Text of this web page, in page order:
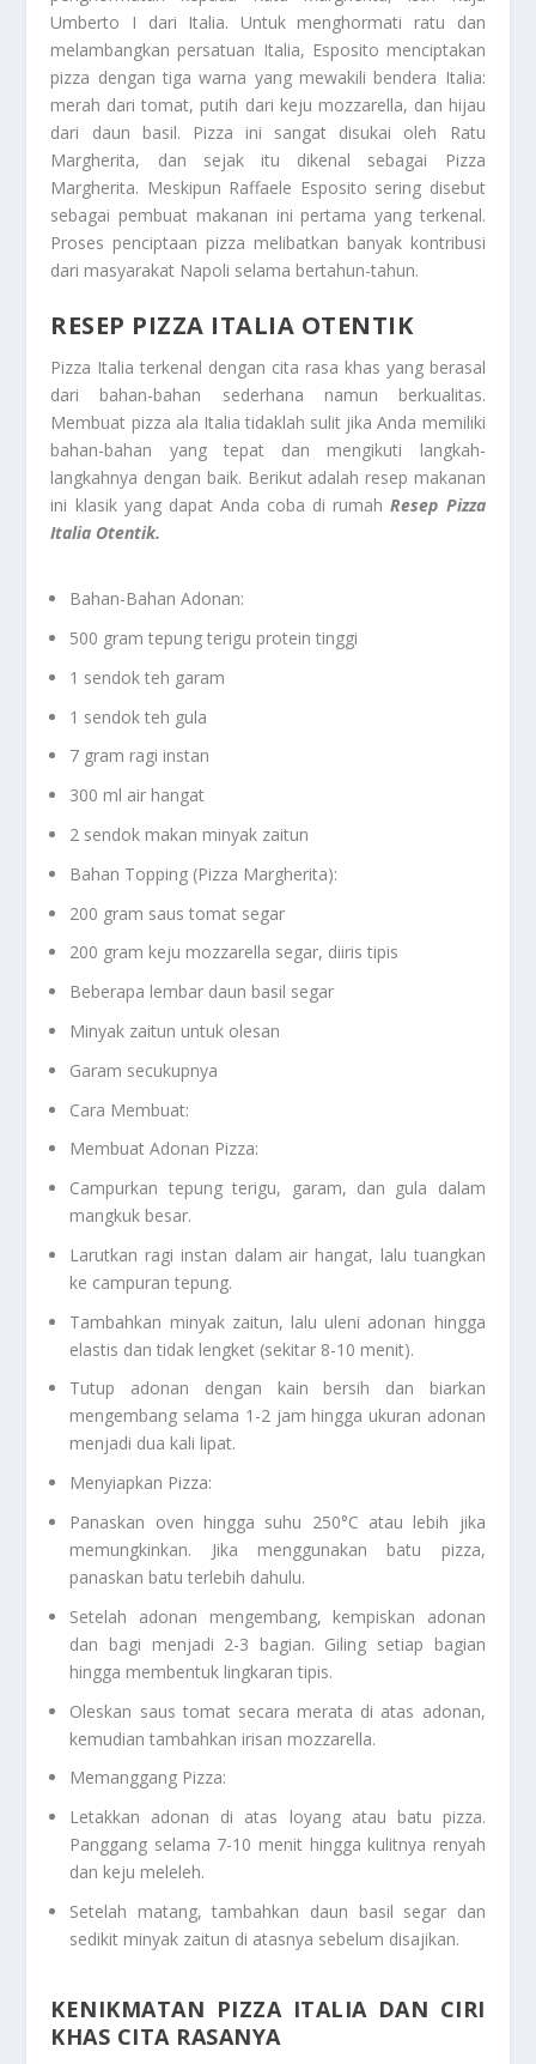
Umberto I dari Italia. Untuk menghormati ratu dan
melambangkan persatuan Italia, Esposito menciptakan
pizza dengan tiga warna yang mewakili bendera Italia:
merah dari tomat, putih dari keju mozzarella, dan hijau
dari daun basil. Pizza ini sangat disukai oleh Ratu
Margherita, dan sejak itu dikenal sebagai Pizza
Margherita. Meskipun Raffaele Esposito sering disebut
sebagai pembuat makanan ini pertama yang terkenal.
Proses penciptaan pizza melibatkan banyak kontribusi
dari masyarakat Napoli selama bertahun-tahun.
RESEP PIZZA ITALIA OTENTIK
Pizza Italia terkenal dengan cita rasa khas yang berasal
dari bahan-bahan sederhana namun berkualitas.
Membuat pizza ala Italia tidaklah sulit jika Anda memiliki
bahan-bahan yang tepat dan mengikuti langkah-
langkahnya dengan baik. Berikut adalah resep makanan
ini klasik yang dapat Anda coba di rumahResep Pizza
Italia Otentik.
Bahan-Bahan Adonan:
500 gram tepung terigu protein tinggi
1 sendok teh garam
1 sendok teh gula
7 gram ragi instan
300 ml air hangat
2 sendok makan minyak zaitun
Bahan Topping (Pizza Margherita):
200 gram saus tomat segar
200 gram keju mozzarella segar, diiris tipis
Beberapa lembar daun basil segar
Minyak zaitun untuk olesan
Garam secukupnya
Cara Membuat:
Membuat Adonan Pizza:
Campurkan tepung terigu, garam, dan gula dalam
mangkuk besar.
Larutkan ragi instan dalam air hangat, lalu tuangkan
ke campuran tepung.
Tambahkan minyak zaitun, lalu uleni adonan hingga
elastis dan tidak lengket (sekitar 8-10 menit).
Tutup adonan dengan kain bersih dan biarkan
mengembang selama 1-2 jam hingga ukuran adonan
menjadi dua kali lipat.
Menyiapkan Pizza:
Panaskan oven hingga suhu 250°C atau lebih jika
memungkinkan. Jika menggunakan batu pizza,
panaskan batu terlebih dahulu.
Setelah adonan mengembang, kempiskan adonan
dan bagi menjadi 2-3 bagian. Giling setiap bagian
hingga membentuk lingkaran tipis.
Oleskan saus tomat secara merata di atas adonan,
kemudian tambahkan irisan mozzarella.
Memanggang Pizza:
Letakkan adonan di atas loyang atau batu pizza.
Panggang selama 7-10 menit hingga kulitnya renyah
dan keju meleleh.
Setelah matang, tambahkan daun basil segar dan
sedikit minyak zaitun di atasnya sebelum disajikan.
KENIKMATAN PIZZA ITALIA DAN CIRI
KHAS CITA RASANYA